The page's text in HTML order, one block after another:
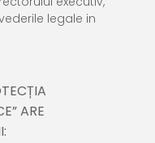
legale in
ARE